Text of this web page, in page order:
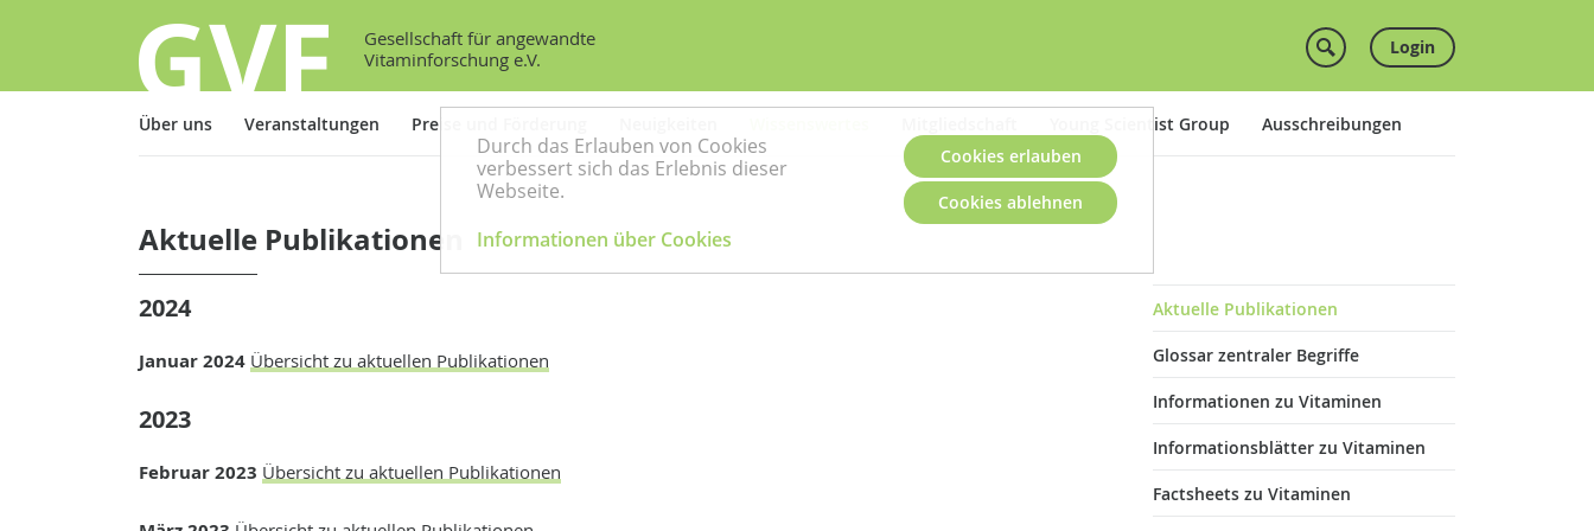
Durch das Erlauben von Cookies
verbessert sich das Erlebnis dieser
Webseite.
Cookies ablehnen
Informationen über Cookies
Cookies erlauben
Gesellschaft für angewandte
Vitaminforschung e.V.
Login
Über uns Veranstaltungen Preise und Förderung Young Scientist Group Ausschreibungen
Aktuelle Publikationen
2024
Januar 2024 Übersicht zu aktuellen Publikationen
2023
Februar 2023 Übersicht zu aktuellen Publikationen
Aktuelle Publikationen
Glossar zentraler Begriffe
Informationen zu Vitaminen
Informationsblätter zu Vitaminen
Factsheets zu Vitaminen